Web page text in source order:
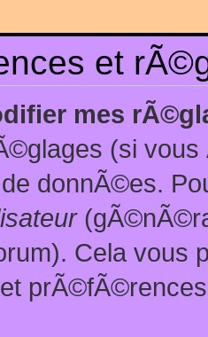
et
mes
(si
donnÃ©es.
Cela vous